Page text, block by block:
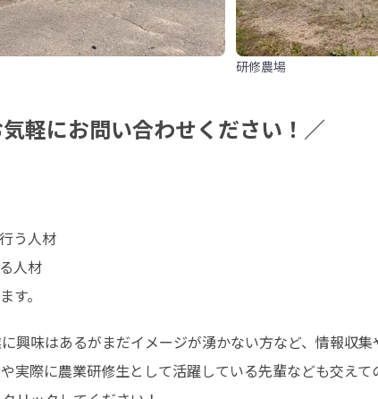
研修農場
軽にお問い合わせください！／
う人材
人材
す。
興味はあるがまだイメージが湧かない方など、情報収集
実際に農業研修生として活躍している先輩なども交え